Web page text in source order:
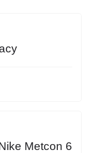
Metcon 6